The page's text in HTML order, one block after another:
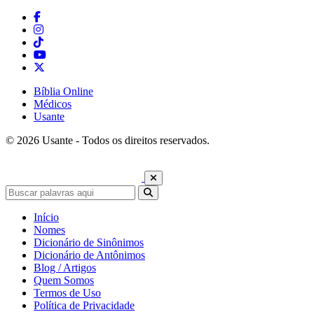
Bíblia Online
Médicos
Usante
© 2026 Usante - Todos os direitos reservados.
Início
Nomes
Dicionário de Sinônimos
Dicionário de Antônimos
Blog / Artigos
Quem Somos
Termos de Uso
Política de Privacidade